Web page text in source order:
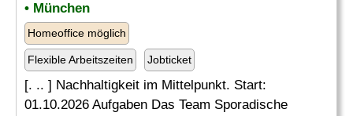
• München
Homeoffice möglich
Flexible Arbeitszeiten Jobticket
[. .. ] Nachhaltigkeit im Mittelpunkt. Start:
01.10.2026 Aufgaben Das Team Sporadische